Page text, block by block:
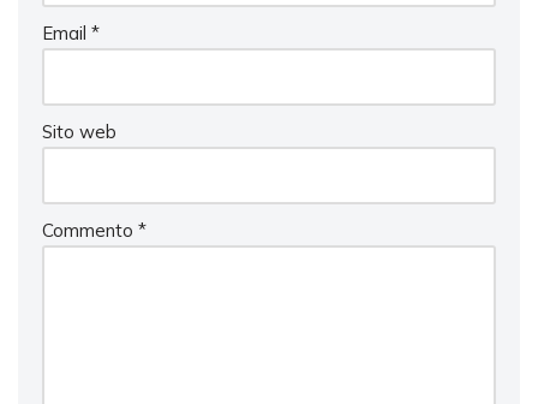
Email *
Sito web
Commento *